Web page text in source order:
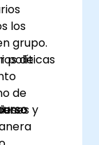
los
políticas
y
grupo.
de
de